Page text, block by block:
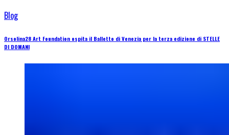
Blog
Orsolina28 Art Foundation ospita il Balletto di Venezia per la terza edizione di STELLE
DI DOMANI